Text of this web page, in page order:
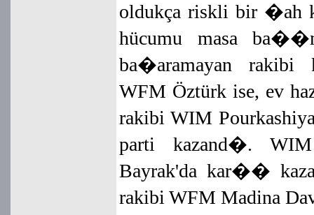
oldukça riskli bir �ah
hücumu masa
ba�aramayan
WFM Öztürk ise,
rakibi WIM
parti kazand�.
Bayrak'da kar��
rakibi WFM Madina